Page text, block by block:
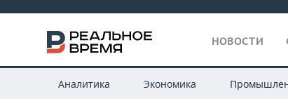
НОВОСТИ
Аналитика Экономика